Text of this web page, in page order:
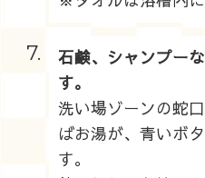
7.
石鹸、シャンプー
す。
洗い場ゾーンの蛇
ばお湯が、青いボ
す。